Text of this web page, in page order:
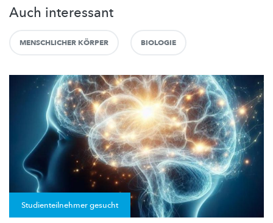
Auch interessant
MENSCHLICHER KÖRPER BIOLOGIE
Studienteilnehmer gesucht